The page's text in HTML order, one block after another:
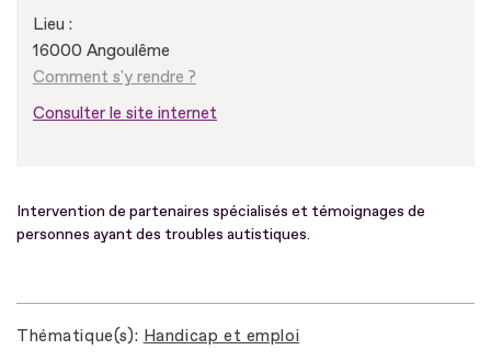
Lieu :
16000 Angoulême
Comment s'y rendre ?
Consulter le site internet
Intervention de partenaires spécialisés et témoignages de
personnes ayant des troubles autistiques.
Thématique(s) Handicap et emploi